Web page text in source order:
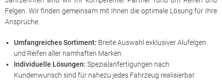
Felgen. Wir finden gemeinsam mit Ihnen die optimale Lösung für Ihre
Ansprüche.
Umfangreiches Sortiment: Breite Auswahl exklusiver Alufelgen
und Reifen aller namhaften Marken.
Individuelle Lösungen: Spezialanfertigungen nach
Kundenwunsch sind für nahezu jedes Fahrzeug realisierbar.